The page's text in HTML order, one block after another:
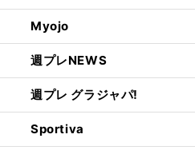
Myojo
週プレNEWS
週プレ グラジャパ!
Sportiva